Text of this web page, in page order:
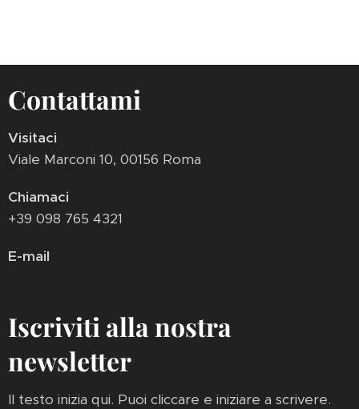
Contattami
Visitaci
Viale Marconi 10, 00156 Roma
Chiamaci
+39 098 765 4321
E-mail
Iscriviti alla nostra
newsletter
Il testo inizia qui. Puoi cliccare e iniziare a scrivere.